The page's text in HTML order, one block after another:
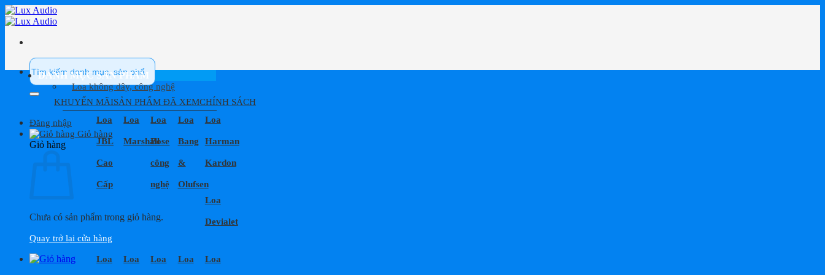
Bỏ
qua
dung
Tìm
kiếm:
KHUYẾN MÃISẢN PHẨM ĐÃ XEMCHÍNH SÁCH
Đăng nhập
Giỏ hàng
Giỏ hàng
Chưa có sản phẩm trong giỏ hàng.
Quay trở lại cửa hàng
DANH MỤC SẢN PHẨM
Loa không dây, công nghệ
Loa
JBL
Cao
Cấp
Loa
Marshall
Loa
Bose
công
nghệ
Loa
Bang
&
Olufsen
Loa
Harman
Kardon
Loa
Devialet
Loa Loa Loa Loa Loa